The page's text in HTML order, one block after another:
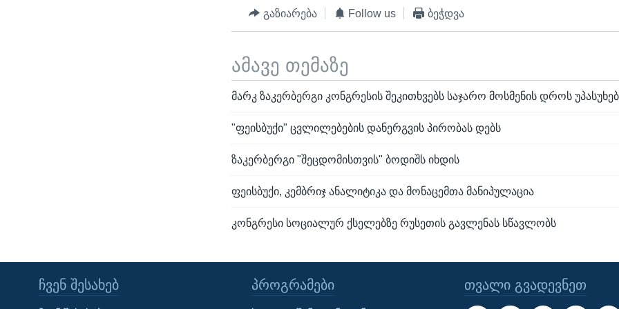
Learning English
გაზიარება Follow us ბეჭდვა
ამავე თემაზე
მარკ ზაკერბერგი კონგრესის შეკითხვებს საჯარო მოსმენის დროს
"ფეისბუქი" ცვლილებების დანერგვის პირობას დებს
ზაკერბერგი "შეცდომისთვის" ბოდიშს იხდის
ფეისბუქი, კემბრიჯ ანალიტიკა და მონაცემთა მანიპულაცია
კონგრესი სოციალურ ქსელებზე რუსეთის გავლენას სწავლობს
ᲗᲕᲐᲚᲘ ᲒᲕᲐᲓᲔᲕᲜᲔᲗ
ᲩᲕᲔᲜ ᲨᲔᲡᲐᲮᲔᲑ ᲞᲠᲝᲒᲠᲐᲛᲔᲑᲘ